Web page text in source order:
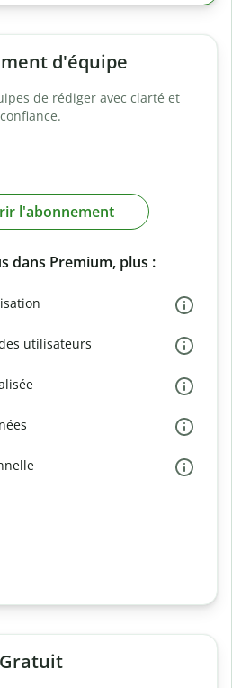
d'équipe
de rédiger avec clarté et
confiance.
l'abonnement
dans Premium, plus :
utilisateurs
Gratuit